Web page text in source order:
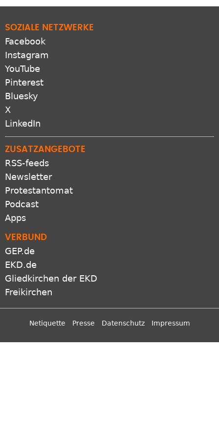
SOZIALE NETZWERKE
Facebook
Instagram
YouTube
Pinterest
Bluesky
X
LinkedIn
ZUSATZANGEBOTE
RSS-feeds
Newsletter
Protestantomat
Podcast
Apps
VERBUND
GEP.de
EKD.de
Gliedkirchen der EKD
Freikirchen
Netiquette Presse Datenschutz Impressum